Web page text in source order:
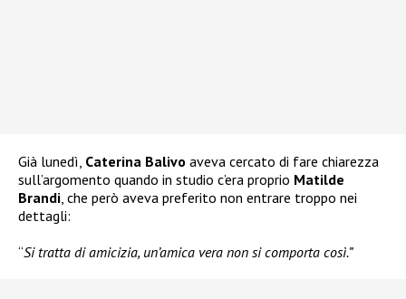
Già lunedì, Caterina Balivo aveva cercato di fare chiarezza
sull’argomento quando in studio c’era proprio Matilde
Brandi, che però aveva preferito non entrare troppo nei
dettagli:
“Si tratta di amicizia, un’amica vera non si comporta così.”